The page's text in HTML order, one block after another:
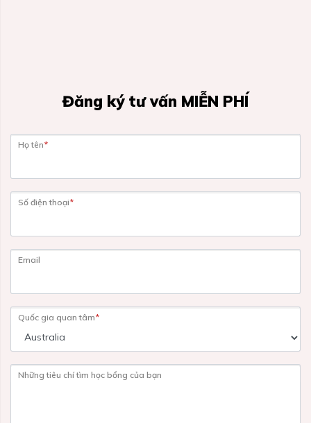
Đăng ký tư vấn MIỄN PHÍ
Họ tên*
Số điện thoại*
Email
Quốc gia quan tâm*
Những tiêu chí tìm học bổng của bạn